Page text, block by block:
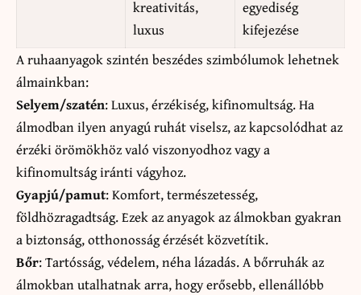
kreativitás,
luxus
egyediség
kifejezése
A ruhaanyagok szintén beszédes szimbólumok lehetnek
álmainkban:
Selyem/szatén: Luxus, érzékiség, kifinomultság. Ha
álmodban ilyen anyagú ruhát viselsz, az kapcsolódhat az
érzéki örömökhöz való viszonyodhoz vagy a
kifinomultság iránti vágyhoz.
Gyapjú/pamut: Komfort, természetesség,
földhözragadtság. Ezek az anyagok az álmokban gyakran
a biztonság, otthonosság érzését közvetítik.
Bőr: Tartósság, védelem, néha lázadás. A bőrruhák az
álmokban utalhatnak arra, hogy erősebb, ellenállóbb